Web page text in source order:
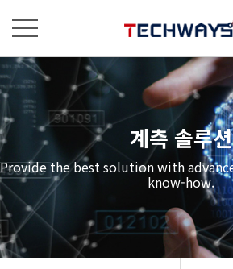
계측 솔루션
Provide the best solution with
know-how.